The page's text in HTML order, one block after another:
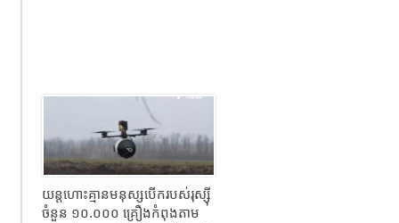
យន្តហោះគ្មានមនុស្សបើករបស់រុស្ស៊ី
ចំនួន ១០.០០០ គ្រឿងកំពុងតាម